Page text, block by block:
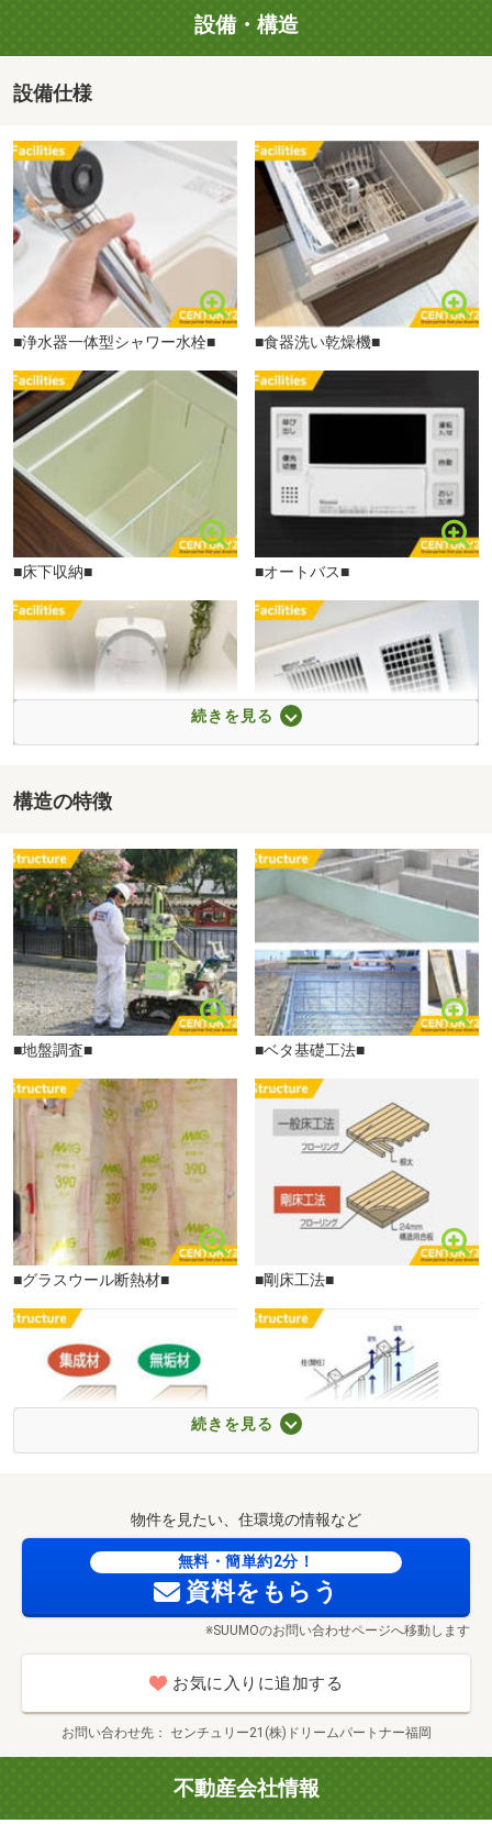
サトー食鮮館八田店まで929m
サニー八田店まで985m
ミニストップ福岡土井2丁目店まで388m
ドラッグストアモリ福岡土井店まで707m
MrMax土井店まで954m
■【ホームセンター】MrMax土井店（約954m・徒歩12分）
1772m・徒歩23分）
■【幼稚園・保育園】まどか保育園（約1280m・徒歩16
分）
■【幼稚園・保育園】あかつき保育園（約1298m・徒歩17
分）
■【幼稚園・保育園】星の子保育園（約1620m・徒歩21
分）
■【病院】たたらリハビリテーション病院（約1299m・徒
歩17分）
■【病院】社会医療法人青洲会福岡青洲会病院（約
2095m・徒歩27分）
■【病院】特定医療法人原土井病院（約1847m・徒歩24
分）
■【郵便局】多々良簡易郵便局（約706m・徒歩9分）
■【銀行】福岡銀行土井支店（約751m・徒歩10分）
■【公園】八田緑地（約1746m・徒歩22分）
■【公園】青葉東緑地（約1478m・徒歩19分）
■【公園】多の津7号緑地（約1855m・徒歩24分）
■【駅】土井駅(JR 香椎線)（約500m・徒歩7分）
（ローン相談のみも可）
【住宅ローン相談会（所要時間：30分）】
賃料比較・返済額シミュレーション・金融機関の特徴説明
を実施。
勤続年数が短い方や他借入れのある方もOK！
どんなお悩みもご相談下さい。金利優遇プランをご提案し
ます。
【売却・住み替え相談会（所要時間：60分）】
無料査定から相続・税金相談まで何でも対応。
何でもお気軽にご相談下さい。理想のお住替え・売却を
経験10年以上のスタッフがお手伝い致します！
【ご予約・お問い合わせ】
WEB／電話／で受付中。
営業時間外の見学や最寄駅・ご自宅への送迎も対応。
「まずは話だけ聞きたい」でも大歓迎です！
設備・構造
設備仕様
■浄水器一体型シャワー水栓■ ■食器洗い乾燥機■
■床下収納■ ■オートバス■
■高機能トイレ■
続きを見る
構造の特徴
■地盤調査■ ■ベタ基礎工法■
■グラスウール断熱材■ ■剛床工法■
■外壁通気工法■
続きを見る
物件を見たい、住環境の情報など
無料・簡単約2分！
資料をもらう
※SUUMOのお問い合わせページへ移動します
お気に入りに追加する
お問い合わせ先 センチュリー21(株)ドリームパートナー福岡
不動産会社情報